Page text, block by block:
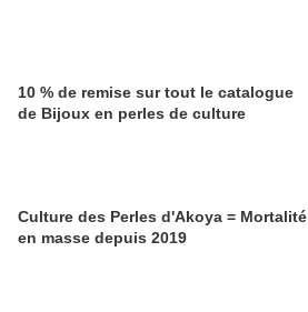
10 % de remise sur tout le catalogue
de Bijoux en perles de culture
Culture des Perles d'Akoya = Mortalité
en masse depuis 2019